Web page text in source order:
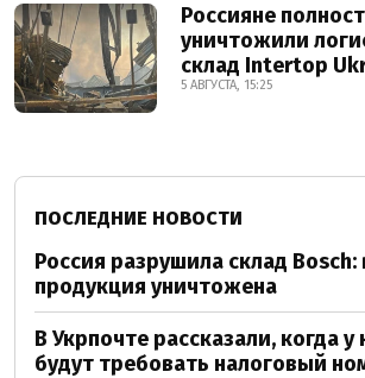
Россияне
уничтожили
склад Intertop
5 АВГУСТА, 15:25
ПОСЛЕДНИЕ НОВОСТИ
Россия разрушила склад Bosch:
продукция уничтожена
В Укрпочте рассказали, когда у
будут требовать налоговый